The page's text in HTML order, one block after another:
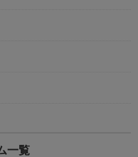
一覧